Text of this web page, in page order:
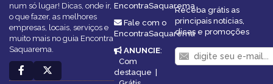
num só lugar! Dicas, onde ir,
o que fazer, as melhores
empresas, locais, serviços e
muito mais no guia Encontra
Saquarema.
EncontraSaquarema
Fale com o
EncontraSaquarema
ANUNCIE:
Com
destaque |
Receba grátis as
principais notícias,
dicas e promoções